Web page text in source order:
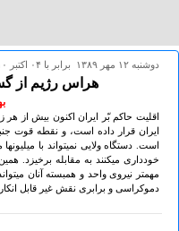
دوشنبه ۱۲ مهر ۱۳۸۹ برابر با ۰۴ اکتبر ۲۰۱۰
هراس رژیم از
اقلیت حاکم بّر ایران اکنون بیش از
ایران قرار داده است، و نقطه قوت
است. دستگاه ولایی نمیتواند با
خودداری میکنند به مقابله برخیزد.
مهمتر نیروی واحد و همبسته آنان
دموکراسی و برابری نقش غیر قابل